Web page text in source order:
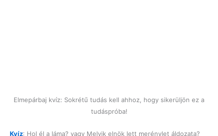
Elmepárbaj kvíz: Sokrétű tudás kell ahhoz, hogy sikerüljön ez a
tudáspróba!
Kvíz: Hol él a láma? vagy Melyik elnök lett merénylet áldozata?